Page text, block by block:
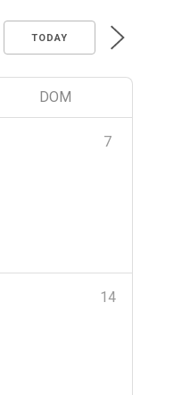
TODAY
DOM
7
14